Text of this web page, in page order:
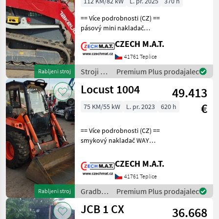
Rabljeni stroj
== Více podrobnosti (CZ) ==
pásový mini nakladač
nejvýkonější stroj ve své
třídě ! možno zapojit i lesní
frézy rok 2025 najeto 370
motohodin mot
CZECH M.A.T.
41761 Teplice
Stroji z
motorji /
Sonstige
Premium Plus prodajalec
Rabljeni stroj
Locust 1004
49.413
€
75 KM/55 kW L. pr. 2023 620 h
== Více podrobnosti (CZ) ==
smykový nakladač WAY
620 motohodin motor
Perkins / 55.4kW hmotnost
CZECH M.A.T.
41761 Teplice
Gradbeni
stroji /
Locust
Premium Plus prodajalec
JCB 1 CX
36.668